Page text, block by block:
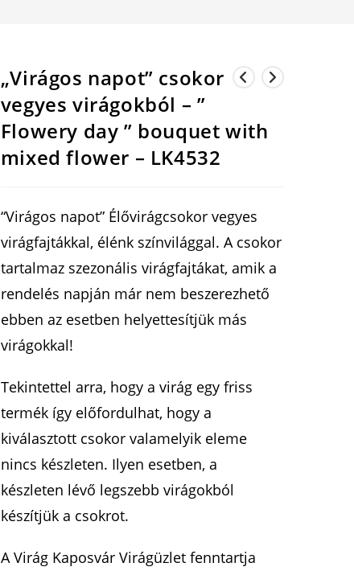
„Virágos napot” csokor
vegyes virágokból – ”
Flowery day ” bouquet with
mixed flower – LK4532
“Virágos napot” Élővirágcsokor vegyes
virágfajtákkal, élénk színvilággal. A csokor
tartalmaz szezonális virágfajtákat, amik a
rendelés napján már nem beszerezhető
ebben az esetben helyettesítjük más
virágokkal!
Tekintettel arra, hogy a virág egy friss
termék így előfordulhat, hogy a
kiválasztott csokor valamelyik eleme
nincs készleten. Ilyen esetben, a
készleten lévő legszebb virágokból
készítjük a csokrot.
A Virág Kaposvár Virágüzlet fenntartja